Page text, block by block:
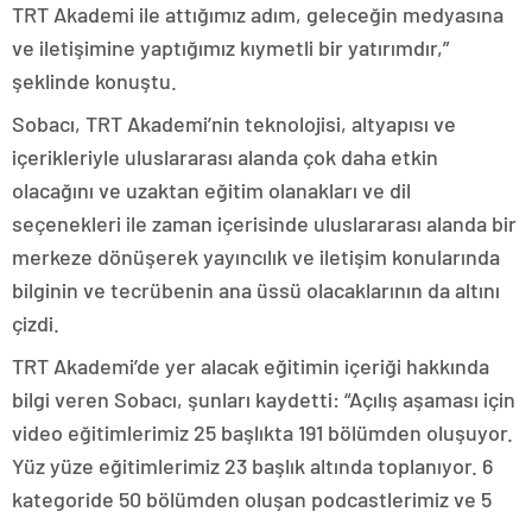
TRT Akademi ile attığımız adım, geleceğin medyasına
ve iletişimine yaptığımız kıymetli bir yatırımdır,”
şeklinde konuştu.
Sobacı, TRT Akademi’nin teknolojisi, altyapısı ve
içerikleriyle uluslararası alanda çok daha etkin
olacağını ve uzaktan eğitim olanakları ve dil
seçenekleri ile zaman içerisinde uluslararası alanda bir
merkeze dönüşerek yayıncılık ve iletişim konularında
bilginin ve tecrübenin ana üssü olacaklarının da altını
çizdi.
TRT Akademi’de yer alacak eğitimin içeriği hakkında
bilgi veren Sobacı, şunları kaydetti: “Açılış aşaması için
video eğitimlerimiz 25 başlıkta 191 bölümden oluşuyor.
Yüz yüze eğitimlerimiz 23 başlık altında toplanıyor. 6
kategoride 50 bölümden oluşan podcastlerimiz ve 5